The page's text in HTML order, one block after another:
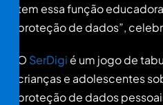
tem essa função
proteção de dados”,
O SerDigi é um jogo de
crianças e adolescentes
proteção de dados